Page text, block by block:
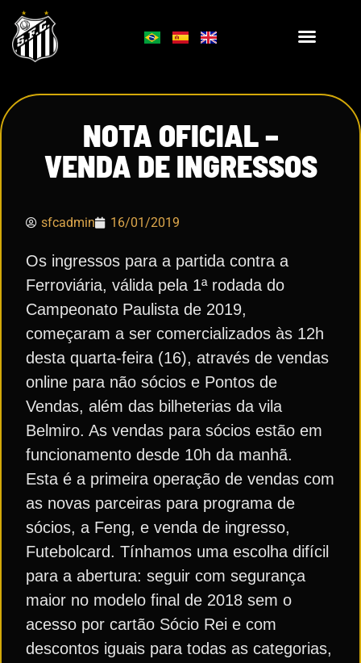
NOTA OFICIAL –
VENDA DE INGRESSOS
sfcadmin 16/01/2019
Os ingressos para a partida contra a
Ferroviária, válida pela 1ª rodada do
Campeonato Paulista de 2019,
começaram a ser comercializados às 12h
desta quarta-feira (16), através de vendas
online para não sócios e Pontos de
Vendas, além das bilheterias da vila
Belmiro. As vendas para sócios estão em
funcionamento desde 10h da manhã.
Esta é a primeira operação de vendas com
as novas parceiras para programa de
sócios, a Feng, e venda de ingresso,
Futebolcard. Tínhamos uma escolha difícil
para a abertura: seguir com segurança
maior no modelo final de 2018 sem o
acesso por cartão Sócio Rei e com
descontos iguais para todas as categorias,